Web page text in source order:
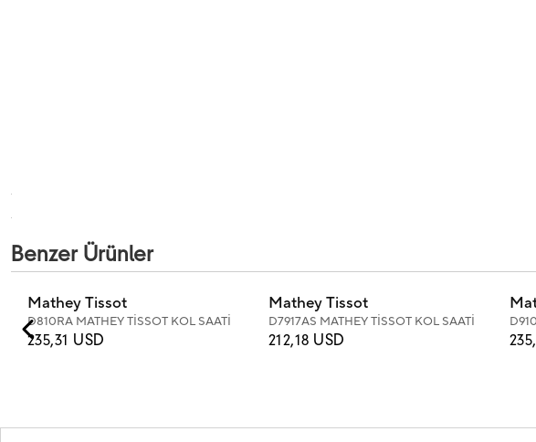
Benzer Ürünler
Mathey Tissot
D810RA MATHEY TİSSOT KOL SAATİ
235,31 USD
Mathey Tissot
D7917AS MATHEY TİSSOT KOL SAATİ
212,18 USD